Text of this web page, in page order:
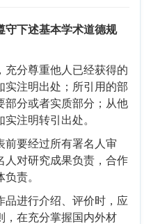
守下述基本学术道德规
分尊重他人已经获得的
实注明出处；所引用的部
部分或者实质部分；从他
注明转引出处。
要经过所有署名人审
人对研究成果负责，合作
责。
进行介绍、评价时，应
，在充分掌握国内外材